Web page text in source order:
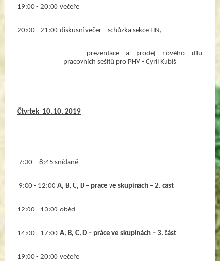
19:00 - 20:00 večeře
20:00 - 21:00 diskusní večer – schůzka sekce HN,
prezentace a prodej nového dílu
pracovních sešitů pro PHV - Cyril Kubiš
Čtvrtek  10. 10. 2019
7:30 -  8:45 snídaně
9:00 - 12:00 A, B, C, D – práce ve skupinách – 2. část
12:00 - 13:00 oběd
14:00 - 17:00 A, B, C, D – práce ve skupinách – 3. část
19:00 - 20:00 večeře